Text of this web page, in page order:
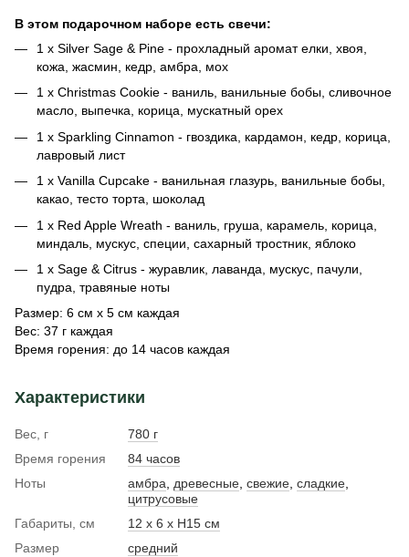
В этом подарочном наборе есть свечи:
1 x Silver Sage & Pine - прохладный аромат елки, хвоя,
кожа, жасмин, кедр, амбра, мох
1 x Christmas Cookie - ваниль, ванильные бобы, сливочное
масло, выпечка, корица, мускатный орех
1 x Sparkling Cinnamon - гвоздика, кардамон, кедр, корица,
лавровый лист
1 х Vanilla Cupcake - ванильная глазурь, ванильные бобы,
какао, тесто торта, шоколад
1 х Red Apple Wreath - ваниль, груша, карамель, корица,
миндаль, мускус, специи, сахарный тростник, яблоко
1 х Sage & Citrus - журавлик, лаванда, мускус, пачули,
пудра, травяные ноты
Размер: 6 см х 5 см каждая
Вес: 37 г каждая
Время горения: до 14 часов каждая
Характеристики
Вес, г
780 г
Время горения
84 часов
Ноты
амбра, древесные, свежие, сладкие,
цитрусовые
Габариты, см
12 х 6 х Н15 см
Размер
средний